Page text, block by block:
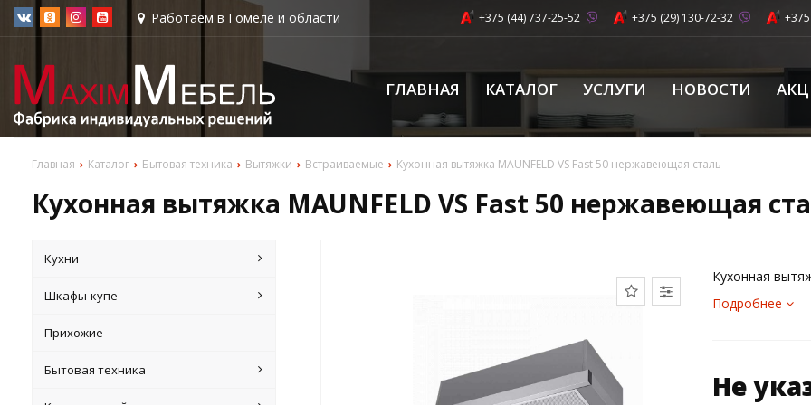
Работаем в Гомеле и области +375 (44) 737-25-52 +375 (29) 130-72-32
ГЛАВНАЯ КАТАЛОГ УСЛУГИ НОВОСТИ
Главная Каталог Бытовая техника Вытяжки Встраиваемые Кухонная вытяжка MAUNFELD VS Fast 50 нержавеющая сталь
Кухонная вытяжка MAUNFELD VS Fast 50 нержавеющая
Кухни
Шкафы-купе
Прихожие
Бытовая техника
Кухонная
Подробнее
Не